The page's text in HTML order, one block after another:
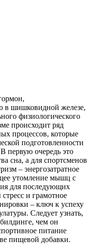
в шишковидной железе,
физиологического
происходит ряд
процессов, которые
подготовленности
первую очередь это
сна, а для спортсменов
– энергозатратное
утомление мышц с
для последующих
и грамотное
– ключ к успеху
Следует узнать,
чем он
питание
пищевой добавки.